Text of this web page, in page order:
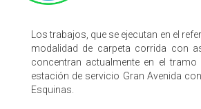
Los trabajos, que se ejecutan en el
modalidad de carpeta corrida con
concentran actualmente en el
estación de servicio Gran Avenida
Esquinas.